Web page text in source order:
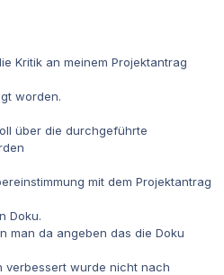
Kritik an meinem Projektantrag
worden.
über die durchgeführte
mit dem Projektantrag
Doku.
man da angeben das die Doku
verbessert wurde nicht nach